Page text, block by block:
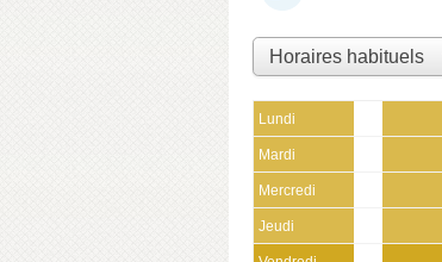
Lundi
Mardi
Mercredi
Jeudi